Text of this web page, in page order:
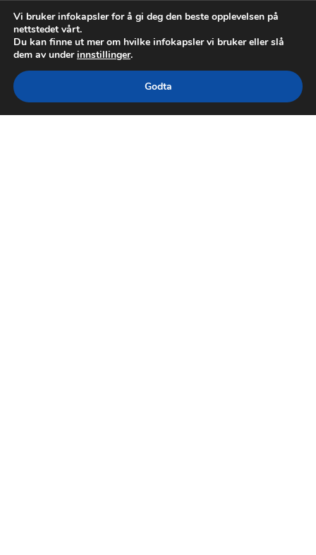
Vi bruker infokapsler for å gi deg den beste opplevelsen på
nettstedet vårt.
Du kan finne ut mer om hvilke infokapsler vi bruker eller slå
dem av underinnstillinger.
Godta